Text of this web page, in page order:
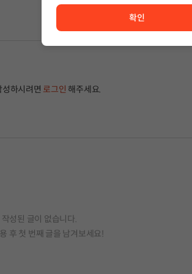
성하시려면 로그인 해주세요.
작성된 글이 없습니다.
후 첫 번째 글을 남겨보세요!
확인